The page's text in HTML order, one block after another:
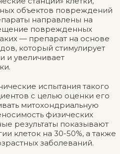
объектов повреждений
направлены на
поврежденных
— препарат на основе
который стимулирует
и увеличивает
испытания такого
с целью оценки его
митохондриальную
физических
результаты показывают
клеток на 30-50%, а также
заболеваний.